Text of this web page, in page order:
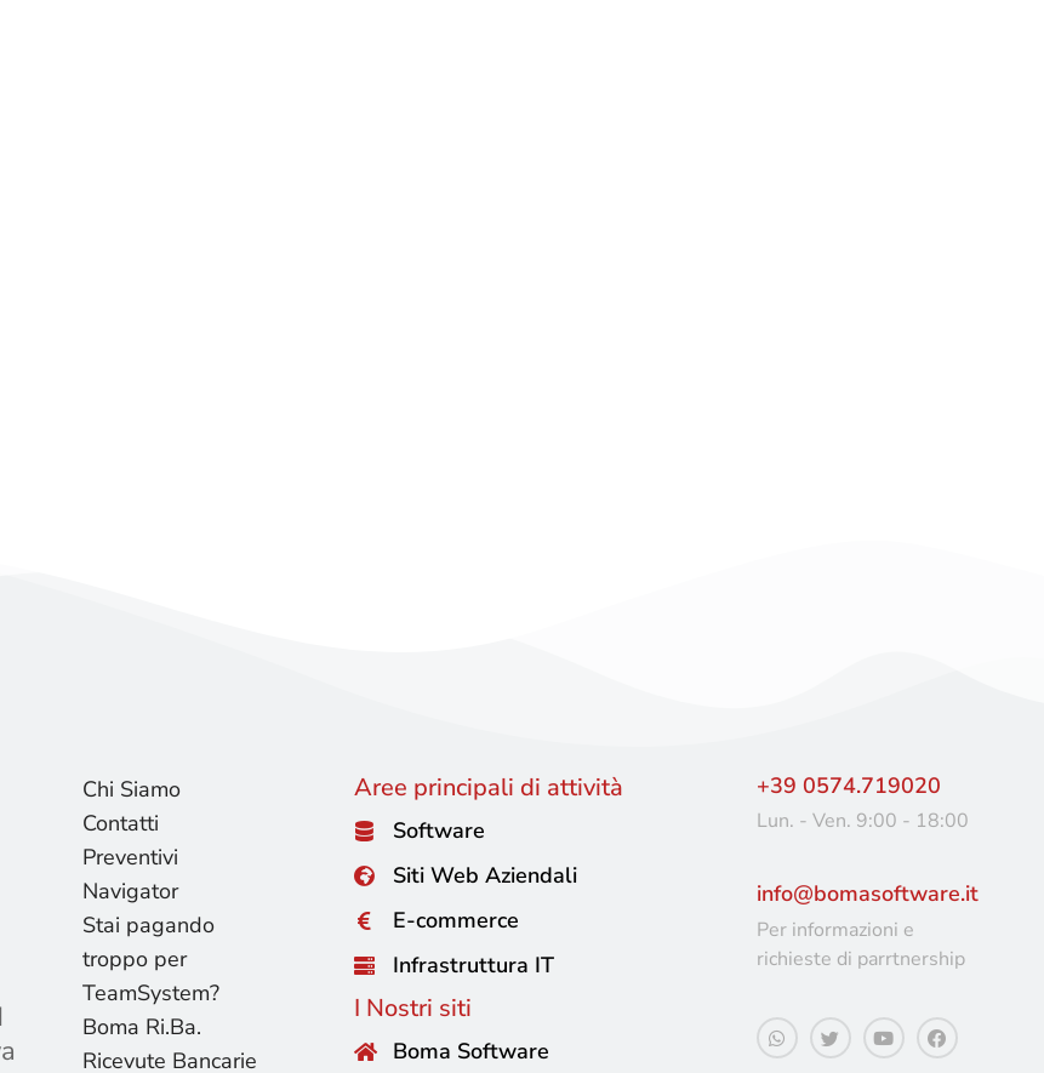
Chi Siamo
Contatti
Preventivi
Navigator
Stai pagando
troppo per
TeamSystem?
Boma Ri.Ba.
Ricevute Bancarie
Aree principali di attività
Software
Siti Web Aziendali
E-commerce
Infrastruttura IT
I Nostri siti
Boma Software
+39 0574.719020
Lun. - Ven. 9:00 - 18:00
info@bomasoftware.it
Per informazioni e
richieste di parrtnership